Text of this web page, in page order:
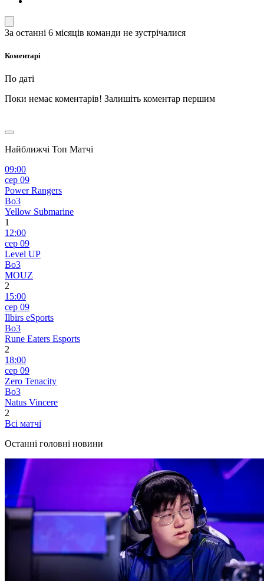
За останні 6 місяців команди не зустрічалися
Коментарі
По даті
Поки немає коментарів! Залишіть коментар першим
Найближчі Топ Матчі
09:00
сер 09
Power Rangers
Bo3
Yellow Submarine
1
12:00
сер 09
Level UP
Bo3
MOUZ
2
15:00
сер 09
Ilbirs eSports
Bo3
Rune Eaters Esports
2
18:00
сер 09
Zero Tenacity
Bo3
Natus Vincere
2
Всі матчі
Останні головні новини